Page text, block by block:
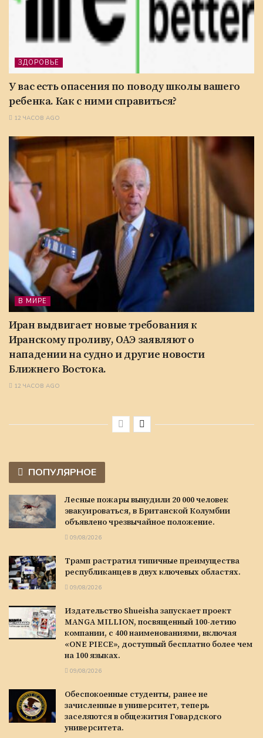
ЗДОРОВЬЕ
У вас есть опасения по поводу школы вашего
ребенка. Как с ними справиться?
12 ЧАСОВ AGO
В МИРЕ
Иран выдвигает новые требования к
Иранскому проливу, ОАЭ заявляют о
нападении на судно и другие новости
Ближнего Востока.
12 ЧАСОВ AGO
ПОПУЛЯРНОЕ
Лесные пожары вынудили 20 000 человек
эвакуироваться, в Британской Колумбии
объявлено чрезвычайное положение.
09/08/2026
Трамп растратил типичные преимущества
республиканцев в двух ключевых областях.
09/08/2026
Издательство Shueisha запускает проект
MANGA MILLION, посвященный 100-летию
компании, с 400 наименованиями, включая
«ONE PIECE», доступный бесплатно более чем
на 100 языках.
09/08/2026
Обеспокоенные студенты, ранее не
зачисленные в университет, теперь
заселяются в общежития Говардского
университета.